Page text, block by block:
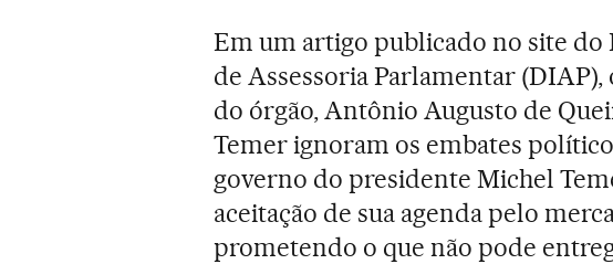
Em um artigo publicado no site
de Assessoria Parlamentar
do órgão, Antônio Augusto de
Temer ignoram os embates
governo do presidente Michel
aceitação de sua agenda pelo
prometendo o que não pode